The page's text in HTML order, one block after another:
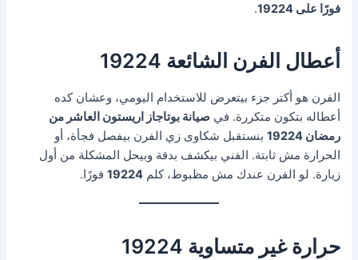
فورًا على 19224
.
أعطال الفرن الشائعة 19224
الفرن هو أكتر جزء بيتعرض للاستخدام اليومي، وعشان كده
أعطاله بتكون متكررة. فيصيانة بوتاجاز اريستون العاشر من
رمضان 19224
بنستقبل شكاوى زي الفرن بيفصل فجأة، أو
الحرارة مش ثابتة. الفني بيكشف بدقة وبيحل المشكلة من أول
زيارة. لو الفرن عندك مش مظبوط، كلم19224 فورًا.
حرارة غير متساوية 19224